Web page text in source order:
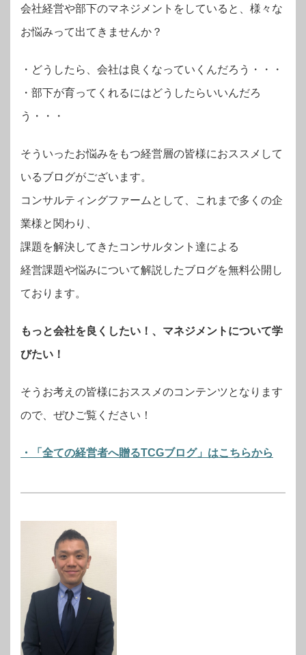
会社経営や部下のマネジメントをしていると、様々な
お悩みって出てきませんか？
・ どうしたら、会社は良くなっていくんだろう・・・
・部下が育ってくれるにはどうしたらいいんだろ
う・・・
そういったお悩みをもつ経営層の皆様におススメして
いるブログがございます。
コンサルティングファームとして、これまで多くの企
業様と関わり、
課題を解決してきたコンサルタント達による
経営課題や悩みについて解説したブログを無料公開し
ております。
もっと会社を良くしたい！、マネジメントについて学
びたい！
そうお考えの皆様におススメのコンテンツとなります
ので、ぜひご覧ください！
・「全ての経営者へ贈るTCGブログ」はこちらから